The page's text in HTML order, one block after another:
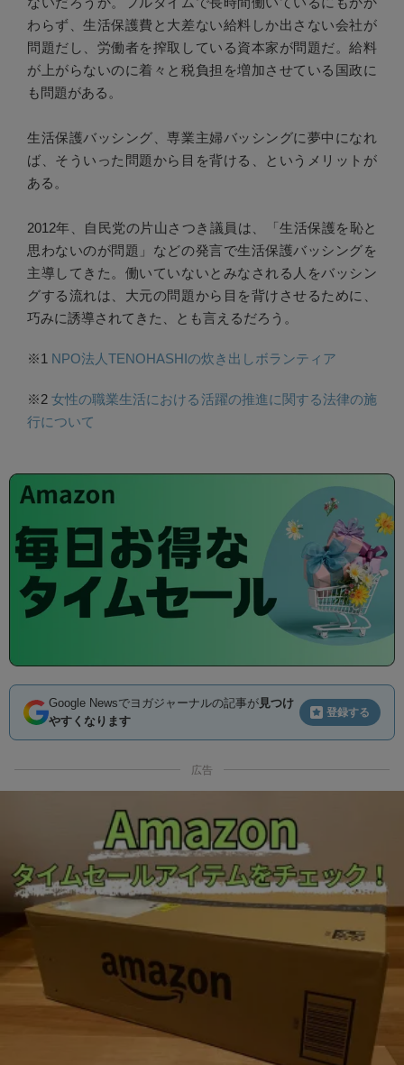
わらず、生活保護費と大差ない給料しか出さない会社が
問題だし、労働者を搾取している資本家が問題だ。給料
が上がらないのに着々と税負担を増加させている国政に
も問題がある。
生活保護バッシング、専業主婦バッシングに夢中になれ
ば、そういった問題から目を背ける、というメリットが
ある。
2012年、自民党の片山さつき議員は、「生活保護を恥と
思わないのが問題」などの発言で生活保護バッシングを
主導してきた。働いていないとみなされる人をバッシン
グする流れは、大元の問題から目を背けさせるために、
巧みに誘導されてきた、とも言えるだろう。
※1 NPO法人TENOHASHIの炊き出しボランティア
※2女性の職業生活における活躍の推進に関する法律の施
行について
Google Newsでヨガジャーナルの記事が見つけ
やすくなります
登録する
広告